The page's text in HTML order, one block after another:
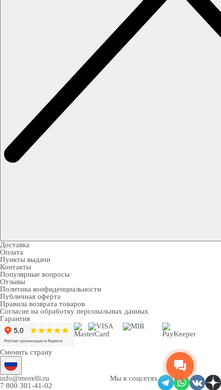
Доставка
Оплата
Пункты выдачи
Контакты
Популярные вопросы
Отзывы
Политика конфиденциальности
Публичная оферта
Правила возврата товаров
Согласие на обработку персональных данных
Гарантия
Сменить страну
info@morelli.ru
7 800 301-41-02
Мы в соцсетях